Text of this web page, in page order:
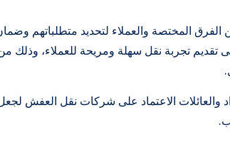
الفرق المختصة والعملاء لتحديد متطلباتهم
تجربة نقل سهلة ومريحة للعملاء، وذلك
والعائلات الاعتماد على شركات نقل العفش